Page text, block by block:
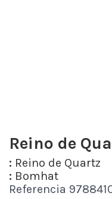
Reino de
: Reino de Quartz
: Bomhat
Referencia